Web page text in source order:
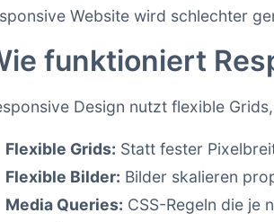
Website wird schlechter
funktioniert
Design nutzt flexible
Flexible Grids: Statt fester
Flexible Bilder: Bilder skalieren
Media Queries: CSS-Regeln die je